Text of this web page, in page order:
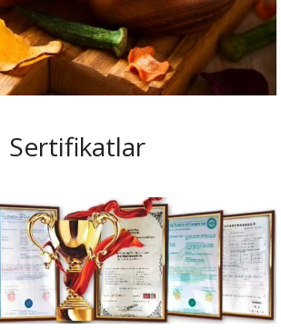
Sertifikatlar